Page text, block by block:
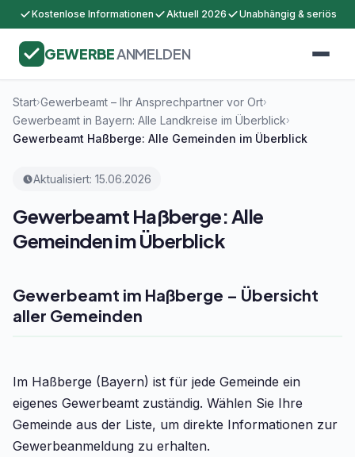
Kostenlose Informationen Aktuell 2026 Unabhängig & seriös
GEWERBEANMELDEN
Start›Gewerbeamt – Ihr Ansprechpartner vor Ort›
Gewerbeamt in Bayern: Alle Landkreise im Überblick›
Gewerbeamt Haßberge: Alle Gemeinden im Überblick
Aktualisiert: 15.06.2026
Gewerbeamt Haßberge: Alle
Gemeinden im Überblick
Gewerbeamt im Haßberge – Übersicht
aller Gemeinden
Im Haßberge (Bayern) ist für jede Gemeinde ein
eigenes Gewerbeamt zuständig. Wählen Sie Ihre
Gemeinde aus der Liste, um direkte Informationen zur
Gewerbeanmeldung zu erhalten.